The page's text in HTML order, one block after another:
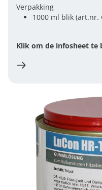
Verpakking
1000 ml blik (art.nr.
Klik om de infosheet te